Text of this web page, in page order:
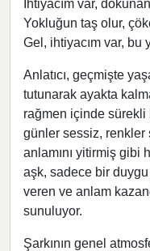
İhtiyacım var,
Yokluğun taş olur,
Gel, ihtiyacım var, bu
Anlatıcı, geçmişte
tutunarak ayakta
rağmen içinde sürekli
günler sessiz, renkler
anlamını yitirmiş gibi
aşk, sadece bir
veren ve anlam
sunuluyor.
Şarkının genel